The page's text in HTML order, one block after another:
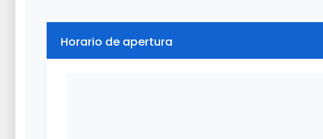
Horario de apertura